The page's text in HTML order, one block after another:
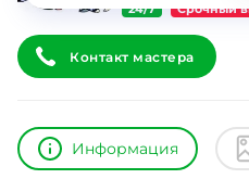
24/7 Срочный
Контакт мастера
Информация